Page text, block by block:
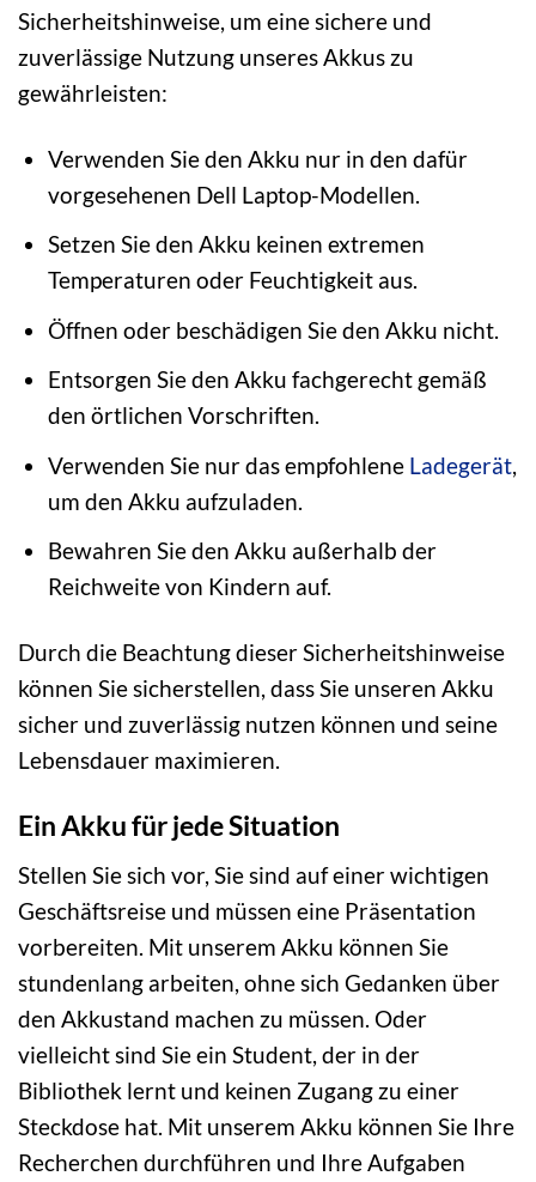
Sicherheitshinweise, um eine sichere und
zuverlässige Nutzung unseres Akkus zu
gewährleisten:
Verwenden Sie den Akku nur in den dafür
vorgesehenen Dell Laptop-Modellen.
Setzen Sie den Akku keinen extremen
Temperaturen oder Feuchtigkeit aus.
Öffnen oder beschädigen Sie den Akku nicht.
Entsorgen Sie den Akku fachgerecht gemäß
den örtlichen Vorschriften.
Verwenden Sie nur das empfohlene Ladegerät,
um den Akku aufzuladen.
Bewahren Sie den Akku außerhalb der
Reichweite von Kindern auf.
Durch die Beachtung dieser Sicherheitshinweise
können Sie sicherstellen, dass Sie unseren Akku
sicher und zuverlässig nutzen können und seine
Lebensdauer maximieren.
Ein Akku für jede Situation
Stellen Sie sich vor, Sie sind auf einer wichtigen
Geschäftsreise und müssen eine Präsentation
vorbereiten. Mit unserem Akku können Sie
stundenlang arbeiten, ohne sich Gedanken über
den Akkustand machen zu müssen. Oder
vielleicht sind Sie ein Student, der in der
Bibliothek lernt und keinen Zugang zu einer
Steckdose hat. Mit unserem Akku können Sie Ihre
Recherchen durchführen und Ihre Aufgaben